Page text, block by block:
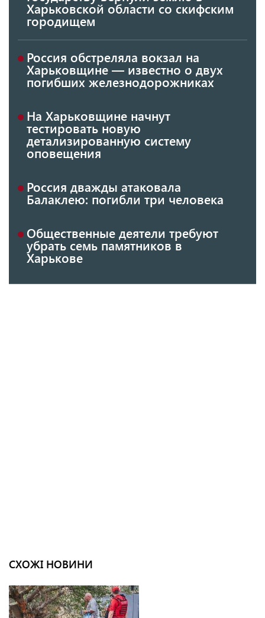
Харьковской области со скифским
городищем
Россия обстреляла вокзал на
Харьковщине — известно о двух
погибших железнодорожниках
На Харьковщине начнут
тестировать новую
детализированную систему
оповещения
Россия дважды атаковала
Балаклею: погибли три человека
Общественные деятели требуют
убрать семь памятников в
Харькове
СХОЖІ НОВИНИ